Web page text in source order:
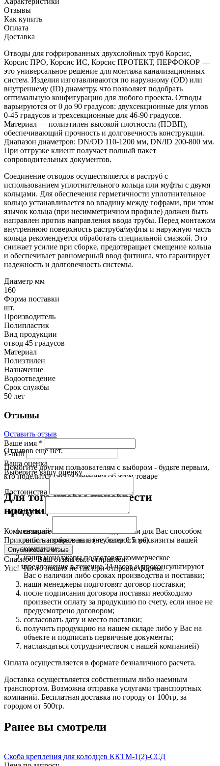
Отзывы
Как купить
Оплата
Доставка
Отводы для гофрированных двухслойных труб Корсис,
Корсис ПРО, Корсис ИС, Корсис ПРОТЕКТ, ПЕРФОКОР —
это универсальное решение для монтажа канализационных
систем. Изделия изготавливаются по наружному (OD) или
внутреннему (ID) диаметру, что позволяет подобрать
оптимальную конфигурацию для любого проекта. Отводы
варьируются от 0 до 90 градусов: двухсекционные для углов
0-45 градусов и трехсекционные для 46-90 градусов.
Материал — полиэтилен высокой плотности (ПЭВП),
обеспечивающий прочность и долговечность конструкции.
Диапазон диаметров: DN/OD 110-1200 мм, DN/ID 200-800 мм.
При отгрузке клиент получает полный пакет
сопроводительных документов.
Соединение отводов осуществляется в раструб с
использованием уплотнительного кольца или муфты с двумя
кольцами. Для обеспечения герметичности уплотнительное
кольцо устанавливается во впадину между гофрами, при этом
язычок кольца (при несимметричном профиле) должен быть
направлен против направления ввода трубы. Перед монтажом
внутреннюю поверхность раструба/муфты и наружную часть
кольца рекомендуется обработать специальной смазкой. Это
снижает усилие при сборке, предотвращает смещение кольца
и обеспечивает равномерный ввод фитинга, что гарантирует
надежность и долговечность системы.
Диаметр мм
160
Форма поставки
шт.
Производитель
Полипластик
Вид продукции
отвод 45 градусов
Материал
Полиэтилен
Назначение
Водоотведение
Срок службы
50 лет
Отзывы
Оставить отзыв
Ваше имя *
E-mail
Ваша оценка
Выберите вашу оценку
Достоинства
Недостатки
Комментарий
Прикрепить изображение (не более 0.5 мб)
Спасибо! Ваш отзыв был отправлен!
Упс! Что-то пошло не так при отправке формы.
Отзывов еще нет.
Помогите другим пользователям с выбором - будьте первым,
кто поделится своим мнением об этом товаре
Для того чтобы приобрести
продукцию:
свяжитесь с нами любым удобным для Вас способом
либо направьте на почту запрос и реквизиты вашей
компании;
наши менеджеры подготовят коммерческое
предложение в течение 24 часов и проконсультируют
Вас о наличии либо сроках производства и поставки;
наши менеджеры подготовят договор поставки;
после подписания договора поставки необходимо
произвести оплату за продукцию по счету, если иное не
предусмотрено договором;
согласовать дату и место поставки;
получить продукцию на нашем складе либо у Вас на
объекте и подписать первичные документы;
наслаждаться сотрудничеством с нашей компанией)
Оплата осуществляется в формате безналичного расчета.
Доставка осуществляется собственным либо наемным
транспортом. Возможна отправка услугами транспортных
компаний. Бесплатная доставка по городу от 100тр, за
городом от 500тр.
Ранее вы смотрели
Скоба крепления для колодцев ККТМ-1(2)-ССД